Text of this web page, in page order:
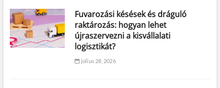
Fuvarozási késések és dráguló
raktározás: hogyan lehet
újraszervezni a kisvállalati
logisztikát?
július 28, 2026